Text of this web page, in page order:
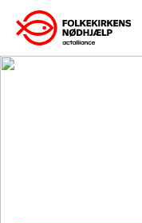
Gå
til
indhold